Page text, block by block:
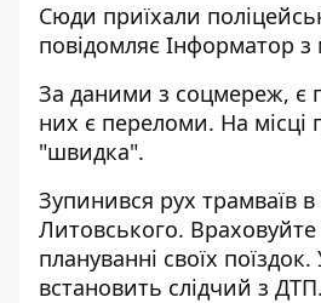
Сюди приїхали
повідомляє Інформатор з
За даними з соцмереж, є
них є переломи. На місці
"швидка".
Зупинився рух трамваїв в
Литовського.
плануванні своїх
встановить слідчий з ДТП.